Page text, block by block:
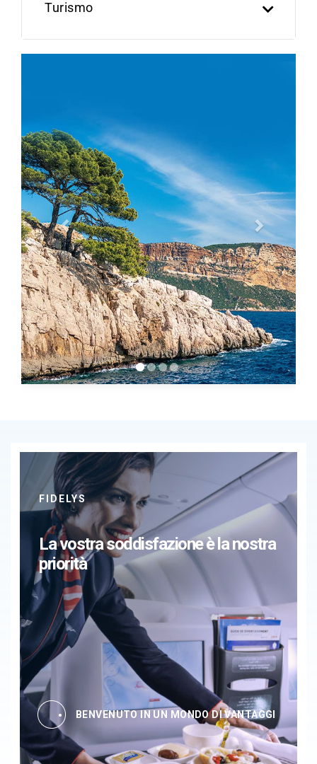
Turismo
FIDELYS
La vostra soddisfazione è la nostra
priorità
BENVENUTO IN UN MONDO DI VANTAGGI